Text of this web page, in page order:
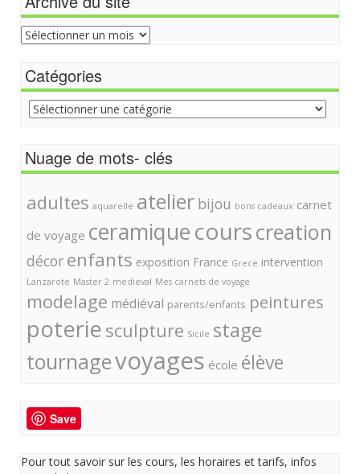
Archive
du
Catégories
Catégories
Nuage de mots- clés
adultes aquarelle atelier bijou bons cadeaux carnet
de voyage ceramiquecourscreation
décor enfants exposition France Grece intervention
Lanzarote Master 2 medieval Mes carnets de voyage
modelage médiéval parents/enfants peintures
poterie sculpture Sicile stage
tournagevoyages école élève
Save
Pour tout savoir sur les cours, les horaires et tarifs, infos